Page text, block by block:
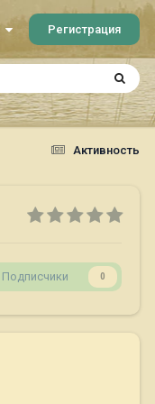
Регистрация
Активность
Подписчики 0